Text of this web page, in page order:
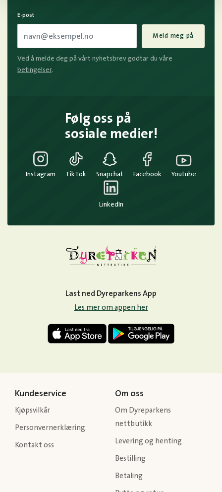
E-post
Meld meg på
Ved å melde deg på vårt nyhetsbrev godtar du våre
betingelser.
Følg oss på
sosiale medier!
Instagram TikTok Snapchat Facebook Youtube
LinkedIn
Last ned Dyreparkens App
Les mer om appen her
Kundeservice
Kjøpsvilkår
Personvernerklæring
Kontakt oss
Om oss
Om Dyreparkens
nettbutikk
Levering og henting
Bestilling
Betaling